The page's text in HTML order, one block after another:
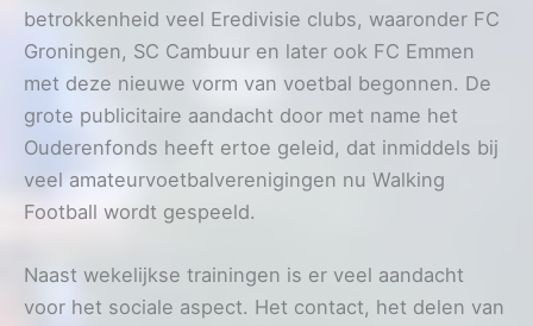
betrokkenheid veel Eredivisie clubs, waaronder FC
Groningen, SC Cambuur en later ook FC Emmen
met deze nieuwe vorm van voetbal begonnen. De
grote publicitaire aandacht door met name het
Ouderenfonds heeft ertoe geleid, dat inmiddels bij
veel amateurvoetbalverenigingen nu Walking
Football wordt gespeeld.
Naast wekelijkse trainingen is er veel aandacht
voor het sociale aspect. Het contact, het delen van